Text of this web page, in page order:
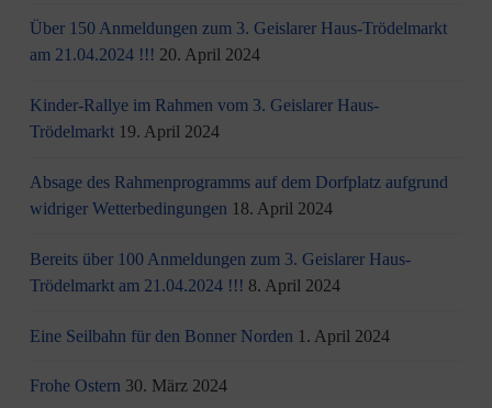
Über 150 Anmeldungen zum 3. Geislarer Haus-Trödelmarkt
am 21.04.2024 !!! 20. April 2024
Kinder-Rallye im Rahmen vom 3. Geislarer Haus-
Trödelmarkt 19. April 2024
Absage des Rahmenprogramms auf dem Dorfplatz aufgrund
widriger Wetterbedingungen 18. April 2024
Bereits über 100 Anmeldungen zum 3. Geislarer Haus-
Trödelmarkt am 21.04.2024 !!! 8. April 2024
Eine Seilbahn für den Bonner Norden 1. April 2024
Frohe Ostern 30. März 2024